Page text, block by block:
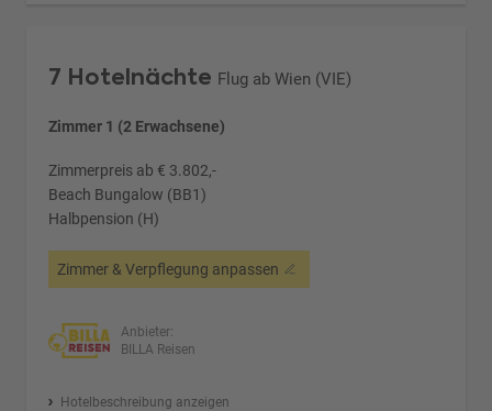
7 Hotelnächte Flug ab Wien (VIE)
Zimmer 1 (2 Erwachsene)
Zimmerpreis ab € 3.802,-
Beach Bungalow (BB1)
Halbpension (H)
Zimmer & Verpflegung anpassen
Anbieter:
BILLA Reisen
Hotelbeschreibung anzeigen